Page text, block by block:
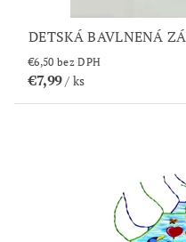
DETSKÁ BAVLNENÁ
€6,50 bez DPH
€7,99/ ks